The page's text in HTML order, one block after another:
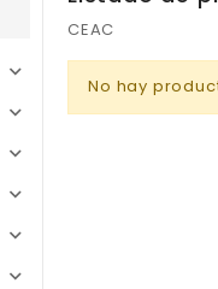






CEAC
No hay